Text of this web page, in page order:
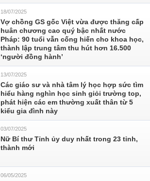
18/07/2025
Vợ chồng GS gốc Việt vừa được thăng cấp
huân chương cao quý bậc nhất nước
Pháp: 90 tuổi vẫn cống hiến cho khoa học,
thành lập trung tâm thu hút hơn 16.500
‘người đồng hành’
13/07/2025
Các giáo sư và nhà tâm lý học hợp sức tìm
hiểu hàng nghìn học sinh giỏi trường top,
phát hiện các em thường xuất thân từ 5
kiểu gia đình này
03/07/2025
Nữ Bí thư Tỉnh ủy duy nhất trong 23 tỉnh,
thành mới
06/05/2025